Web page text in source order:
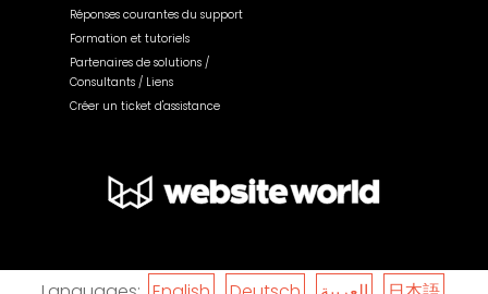
Réponses courantes du support
Formation et tutoriels
Partenaires de solutions /
Consultants / Liens
Créer un ticket d'assistance